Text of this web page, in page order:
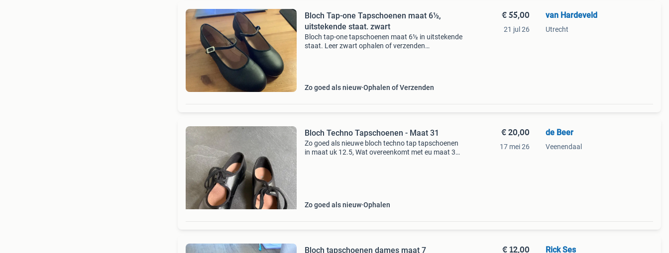
Bloch Tap-one Tapschoenen maat 6½,
uitstekende staat. zwart
Bloch tap-one tapschoenen maat 6½ in uitstekende
staat. Leer zwart ophalen of verzenden
Zo goed als nieuw Ophalen of Verzenden
€ 55,00
21 jul 26
van Hardeveld
Utrecht
Bloch Techno Tapschoenen - Maat 31
Zo goed als nieuwe bloch techno tap tapschoenen
in maat uk 12.5, Wat overeenkomt met eu maat 31.
Zo goed als nieuw Ophalen
€ 20,00
17 mei 26
de Beer
Veenendaal
Bloch tapschoenen dames maat 7 € 12,00 Rick Ses